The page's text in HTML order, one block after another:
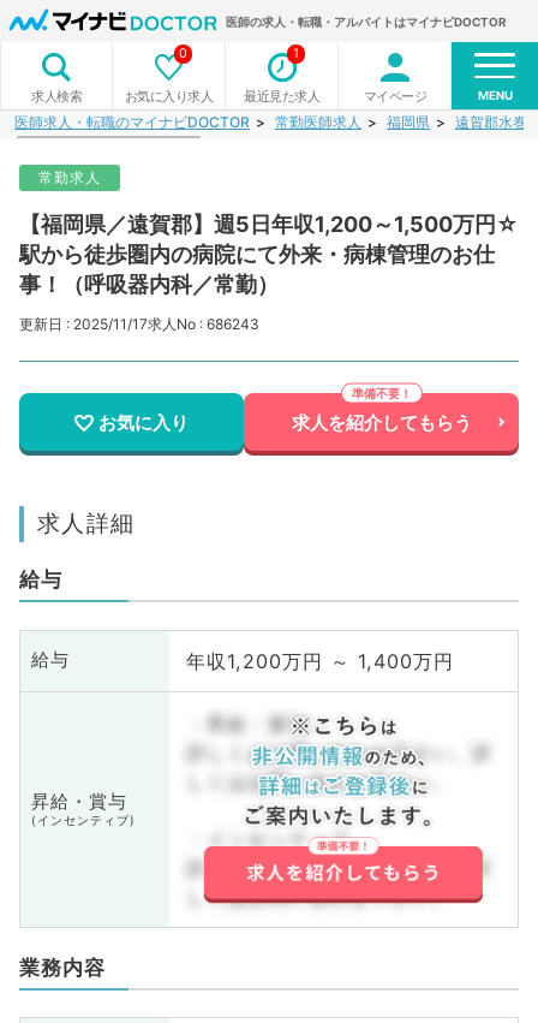
医師の求人・転職・アルバイトはマイナビDOCTOR
求人検索 お気に入り求人
0
最近見た求人
1
マイページ MENU
医師求人・転職のマイナビDOCTOR 常勤医師求人 福岡県 遠賀郡水巻
常勤求人
【福岡県／遠賀郡】週5日年収1,200～1,500万円☆
駅から徒歩圏内の病院にて外来・病棟管理のお仕
事！（呼吸器内科／常勤）
更新日 : 2025/11/17求人No : 686243
お気に入り 求人を紹介してもらう
求人詳細
給与
給与 年収1,200万円 ～ 1,400万円
昇給・賞与
(インセンティブ)
・昇給・賞与
詳しくはお問い合わせ下さい。詳
しくはお問い合わせ下さい。
・インセンティブ
詳しくはお問い合わせ下さい。詳
しくはお問い合わせ下さい。
業務内容